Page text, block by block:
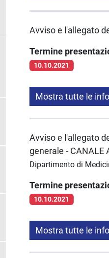
Avviso e l'allegato
Termine
10.10.2021
Mostra tutte le
Avviso e l'allegato
generale - CANALE
Dipartimento di
Termine
10.10.2021
Mostra tutte le